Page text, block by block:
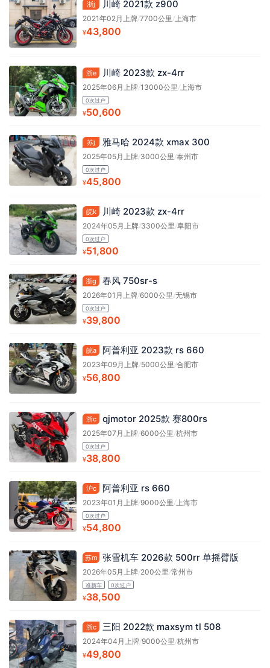
浙j 川崎 2021款 z900
2021年02月上牌/7700公里/上海市
¥43,800
浙e 川崎 2023款 zx-4rr
2025年06月上牌/13000公里/上海市
0次过户
¥50,600
苏j 雅马哈 2024款 xmax 300
2025年05月上牌/3000公里/泰州市
0次过户
¥45,800
皖k 川崎 2023款 zx-4rr
2024年05月上牌/3300公里/阜阳市
0次过户
¥51,800
浙g 春风 750sr-s
2026年01月上牌/6000公里/无锡市
0次过户
¥39,800
皖a 阿普利亚 2023款 rs 660
2023年09月上牌/5000公里 /合肥市
¥56,800
浙c qjmotor 2025款 赛800rs
2025年07月上牌/6000公里 /杭州市
0次过户
¥38,800
沪c 阿普利亚 rs 660
2023年01月上牌/9000公里 /上海市
0次过户
¥54,800
苏m 张雪机车 2026款 500rr 单摇臂版
2026年05月上牌/200公里 /常州市
准新车 0次过户
¥38,500
浙c 三阳 2022款 maxsym tl 508
2024年04月上牌/9000公里 /杭州市
¥49,800